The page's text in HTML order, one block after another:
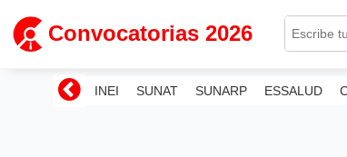
Convocatorias 2026
INEI SUNAT SUNARP ESSALUD